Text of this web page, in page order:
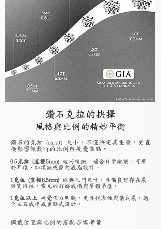
鑽石克拉的抉擇
風格與比例的精妙平衡
鑽石的克拉 (carat) 大小，不僅決定其重量，更直
接影響佩戴時的比例與視覺焦點。
0.5克拉 (直徑5mm) 輕巧精緻，適合日常配戴，可用
於耳環、細項鍊或簡約戒指設計。
1克拉 (直徑6.5mm) 經典入門尺寸，具備良好存在感
與實用性，常見於訂婚戒指與單鑽吊墜。
1克拉以上 視覺張力明顯，更具代表性與儀式感，適
合主石戒指或重點式設計。
佩戴位置與比例的搭配亦需考量